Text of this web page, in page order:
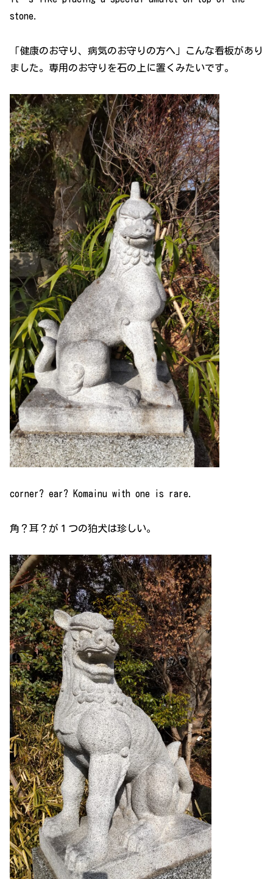
stone.
「健康のお守り、病気のお守りの方へ」こんな看板があり
ました。専用のお守りを石の上に置くみたいです。
corner? ear? Komainu with one is rare.
角？耳？が１つの狛犬は珍しい。